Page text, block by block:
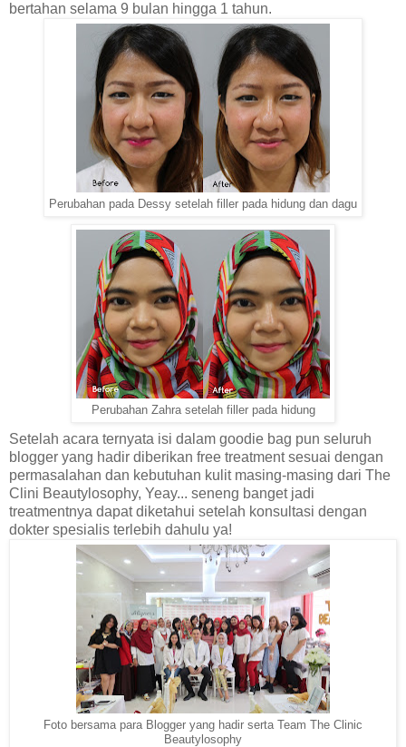
bertahan selama 9 bulan hingga 1 tahun.
Perubahan pada Dessy setelah filler pada hidung dan dagu
Perubahan Zahra setelah filler pada hidung
Setelah acara ternyata isi dalam goodie bag pun seluruh
blogger yang hadir diberikan free treatment sesuai dengan
permasalahan dan kebutuhan kulit masing-masing dari The
Clini Beautylosophy, Yeay... seneng banget jadi
treatmentnya dapat diketahui setelah konsultasi dengan
dokter spesialis terlebih dahulu ya!
Foto bersama para Blogger yang hadir serta Team The Clinic
Beautylosophy